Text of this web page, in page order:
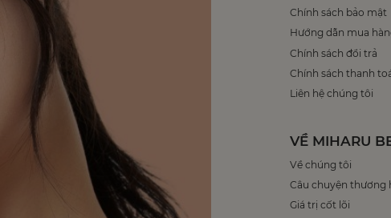
Chính sách bảo mật
Hướng dẫn mua
Chính sách đổi trả
Chính sách thanh
Liên hệ chúng tôi
VỀ MIHARU
Về chúng tôi
Câu chuyện thương
Giá trị cốt lõi